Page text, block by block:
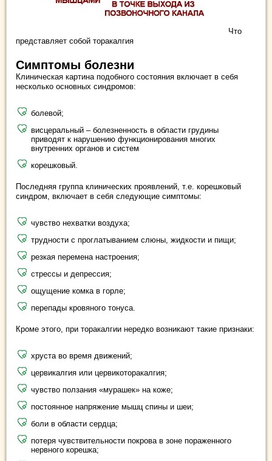
Что
представляет собой торакалгия
Симптомы болезни
Клиническая картина подобного состояния включает в себя
несколько основных синдромов:
болевой;
висцеральный – болезненность в области грудины
приводят к нарушению функционирования многих
внутренних органов и систем
корешковый.
Последняя группа клинических проявлений, т.е. корешковый
синдром, включает в себя следующие симптомы:
чувство нехватки воздуха;
трудности с проглатыванием слюны, жидкости и пищи;
резкая перемена настроения;
стрессы и депрессия;
ощущение комка в горле;
перепады кровяного тонуса.
Кроме этого, при торакалгии нередко возникают такие признаки:
хруста во время движений;
цервикалгия или цервикоторакалгия;
чувство ползания «мурашек» на коже;
постоянное напряжение мышц спины и шеи;
боли в области сердца;
потеря чувствительности покрова в зоне пораженного
нервного корешка;